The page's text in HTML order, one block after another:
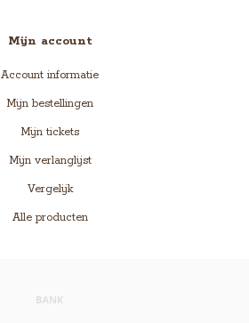
Mijn account
Account informatie
Mijn bestellingen
Mijn tickets
Mijn verlanglijst
Vergelijk
Alle producten